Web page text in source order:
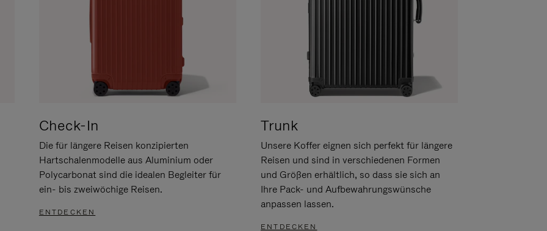
Check-In
Die für längere Reisen konzipierten
Hartschalenmodelle aus Aluminium oder
Polycarbonat sind die idealen Begleiter für
ein- bis zweiwöchige Reisen.
ENTDECKEN
Trunk
Unsere Koffer eignen sich perfekt für längere
Reisen und sind in verschiedenen Formen
und Größen erhältlich, so dass sie sich an
Ihre Pack- und Aufbewahrungswünsche
anpassen lassen.
ENTDECKEN